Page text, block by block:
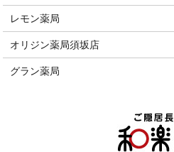
レモン薬局
オリジン薬局須坂店
グラン薬局